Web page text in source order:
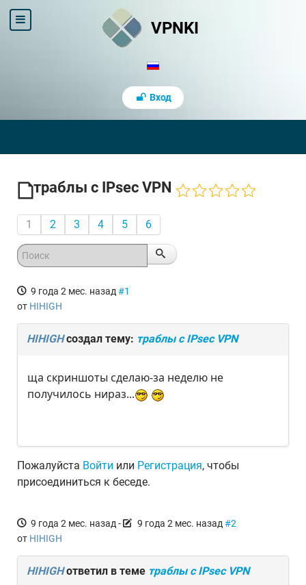
VPNKI
Вход
траблы с IPsec VPN
1 2 3 4 5 6
9 года 2 мес. назад #1
от HIHIGH
HIHIGHсоздал тему: траблы с IPsec VPN
ща скриншоты сделаю-за неделю не
получилось нираз...
Пожалуйста Войти или Регистрация, чтобы
присоединиться к беседе.
9 года 2 мес. назад - 9 года 2 мес. назад #2
от HIHIGH
HIHIGHответил в теме траблы с IPsec VPN